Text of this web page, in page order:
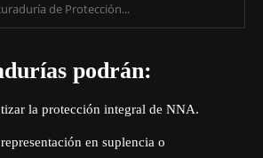
de Protección...
podrán:
la protección integral de NNA.
en suplencia o